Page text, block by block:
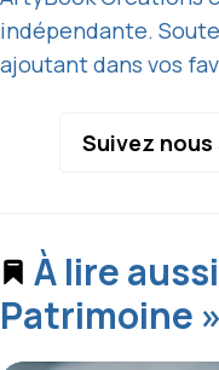
indépendante.
ajoutant dans vos
Suivez nous
À lire
Patrimoine »